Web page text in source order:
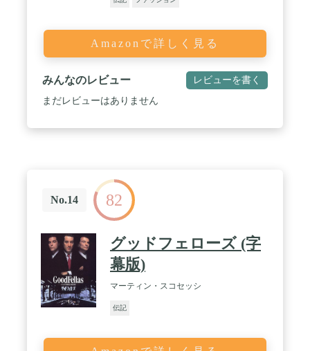
Amazonで詳しく見る
みんなのレビュー レビューを書く
まだレビューはありません
No.14 82
グッドフェローズ (字
幕版)
マーティン・スコセッシ
伝記